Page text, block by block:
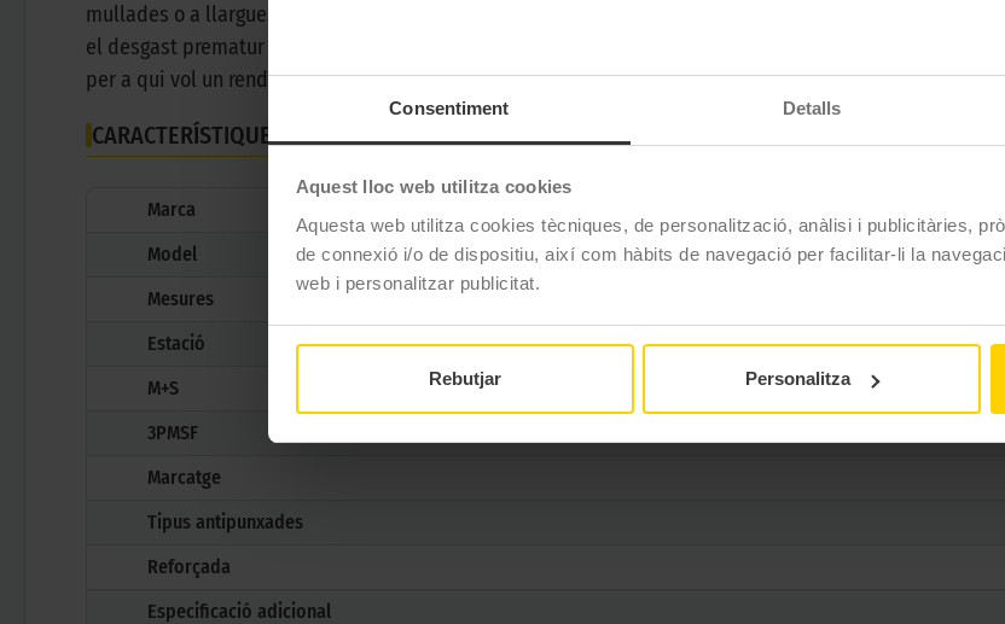
Consentiment Detalls
Aquest lloc web utilitza cookies
Aquesta web utilitza cookies tècniques, de personalització, anàlisi i publicitàries,
de connexió i/o de dispositiu, així com hàbits de navegació per facilitar-li la
web i personalitzar publicitat.
Rebutjar Personalitza
mullades o a llargues distàncies per autopista, aquest model garanteix una experiència de
el desgast prematur o el soroll excessiu. Amb un disseny que combina tecnologia avançada i
per a qui vol un rendiment excepcional sense renunciar a l’eficiència ni al confort.
CARACTERÍSTIQUES TÈCNIQUES
Marca
Model
CINTURATO P7 (P7C2)
Mesures
Estació
Estiu
M+S
No
3PMSF
Marcatge
Tipus antipunxades
Reforçada
Especificació adicional